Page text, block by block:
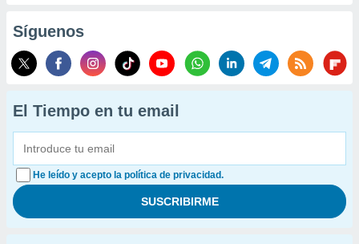
Síguenos
El Tiempo en tu email
He leído y acepto la política de privacidad.